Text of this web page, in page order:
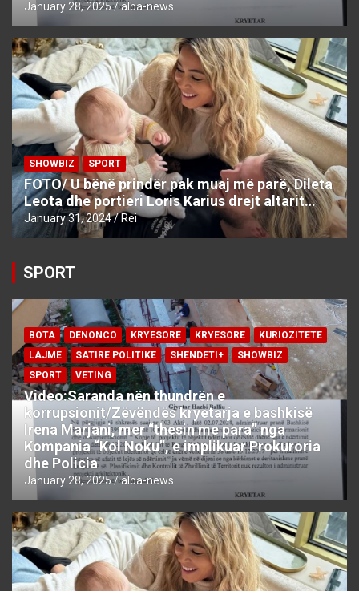
January 28, 2025 alba-news
SHOWBIZ SPORT
FOTO/ U bënë prindër pak muaj më parë, Dileta
Leota dhe portieri Loris Karius drejt altarit…
January 31, 2024 Rei
SPORT
BOTA DENONCO KRYESORE KRYESORE
KURIOZITETE
LAJME
SATIRE POLITIKE SHENDETI+
SHOWBIZ
SPORT
VETING
Video:Saranda nën thundrën e
korrupsionit/Zëvëndës kryetarja e bashkisë
Irena Marjani, mer “thesin me para” nga
Kompania “Kol Noku”, e implikuar Prokuroria
dhe Policia
January 28, 2025 alba-news